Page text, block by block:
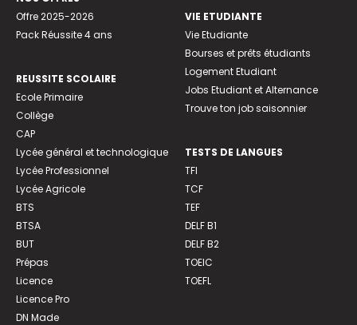
Offre 2025-2026
Pack Réussite 4 ans
REUSSITE SCOLAIRE
Ecole Primaire
Collège
CAP
Lycée général et technologique
Lycée Professionnel
Lycée Agricole
BTS
BTSA
BUT
Prépas
Licence
Licence Pro
DN Made
VIE ETUDIANTE
Vie Etudiante
Bourses et prêts étudiants
Logement Etudiant
Jobs Etudiant et Alternance
Trouve ton job saisonnier
TESTS DE LANGUES
TFI
TCF
TEF
DELF B1
DELF B2
TOEIC
TOEFL